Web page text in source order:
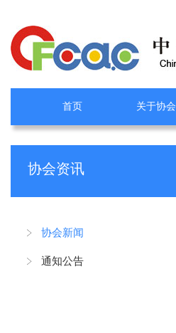
首页 关于协会
协会资讯
协会新闻
通知公告